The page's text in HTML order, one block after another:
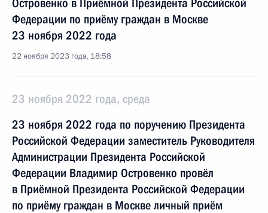
Островенко в Приёмной Президента Российской
Федерации по приёму граждан в Москве
23 ноября 2022 года
22 ноября 2023 года, 18:58
23 ноября 2022 года, среда
23 ноября 2022 года по поручению Президента
Российской Федерации заместитель Руководителя
Администрации Президента Российской
Федерации Владимир Островенко провёл
в Приёмной Президента Российской Федерации
по приёму граждан в Москве личный приём